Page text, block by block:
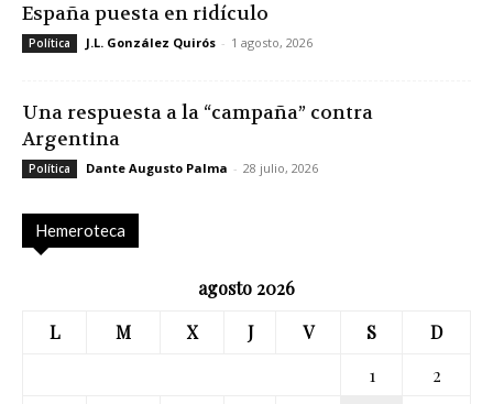
España puesta en ridículo
Política J.L. González Quirós - 1 agosto, 2026
Una respuesta a la “campaña” contra
Argentina
Política Dante Augusto Palma - 28 julio, 2026
Hemeroteca
agosto 2026
L
M X J V S
D
1
2